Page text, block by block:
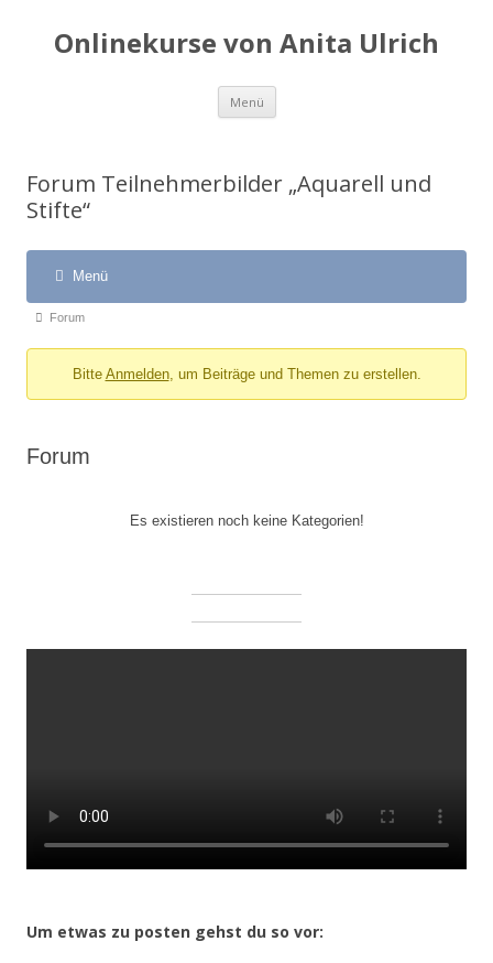
Onlinekurse von Anita Ulrich
Menü Springe
Inhalt
Forum Teilnehmerbilder „Aquarell und
Stifte“
Menü
Forum-
Forum-
Du
hier:
Forum
Bitte Anmelden, um Beiträge und Themen zu erstellen.
Forum
Es existieren noch keine Kategorien!
Um etwas zu posten gehst du so vor: